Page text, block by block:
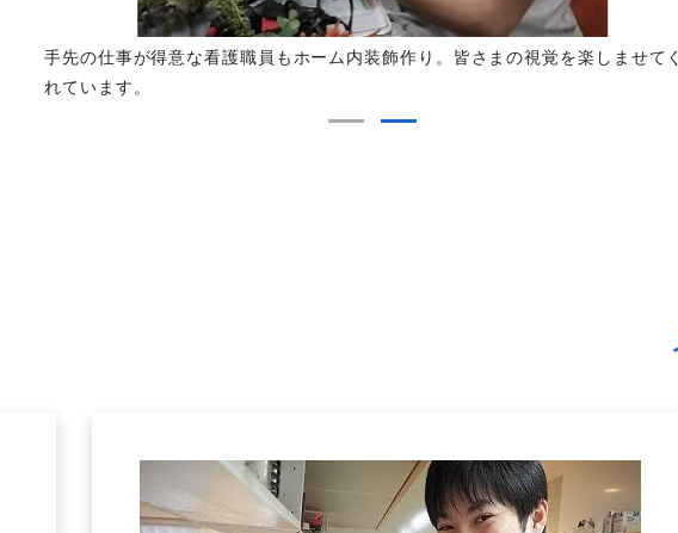
手先の仕事が得意な看護職員もホーム内装飾作り。皆さまの視覚を楽しませてく
れています。